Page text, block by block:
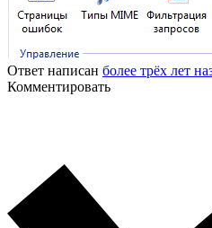
Ответ написан более трёх лет
Комментировать